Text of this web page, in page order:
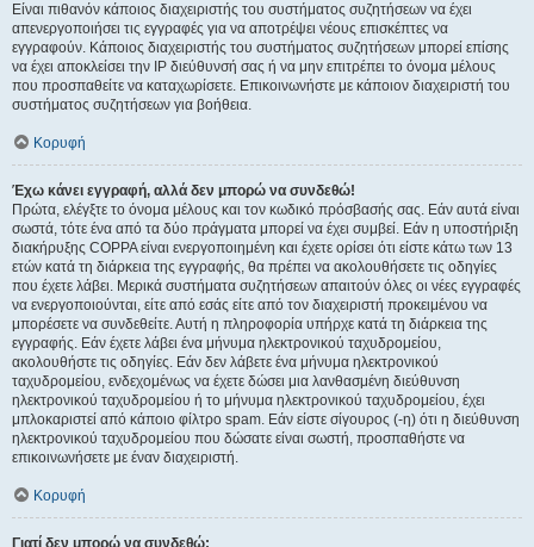
Είναι πιθανόν κάποιος διαχειριστής του συστήματος συζητήσεων να έχει
απενεργοποιήσει τις εγγραφές για να αποτρέψει νέους επισκέπτες να
εγγραφούν. Κάποιος διαχειριστής του συστήματος συζητήσεων μπορεί επίσης
να έχει αποκλείσει την IP διεύθυνσή σας ή να μην επιτρέπει το όνομα μέλους
που προσπαθείτε να καταχωρίσετε. Επικοινωνήστε με κάποιον διαχειριστή του
συστήματος συζητήσεων για βοήθεια.
Κορυφή
Έχω κάνει εγγραφή, αλλά δεν μπορώ να συνδεθώ!
Πρώτα, ελέγξτε το όνομα μέλους και τον κωδικό πρόσβασής σας. Εάν αυτά είναι
σωστά, τότε ένα από τα δύο πράγματα μπορεί να έχει συμβεί. Εάν η υποστήριξη
διακήρυξης COPPA είναι ενεργοποιημένη και έχετε ορίσει ότι είστε κάτω των 13
ετών κατά τη διάρκεια της εγγραφής, θα πρέπει να ακολουθήσετε τις οδηγίες
που έχετε λάβει. Μερικά συστήματα συζητήσεων απαιτούν όλες οι νέες εγγραφές
να ενεργοποιούνται, είτε από εσάς είτε από τον διαχειριστή προκειμένου να
μπορέσετε να συνδεθείτε. Αυτή η πληροφορία υπήρχε κατά τη διάρκεια της
εγγραφής. Εάν έχετε λάβει ένα μήνυμα ηλεκτρονικού ταχυδρομείου,
ακολουθήστε τις οδηγίες. Εάν δεν λάβετε ένα μήνυμα ηλεκτρονικού
ταχυδρομείου, ενδεχομένως να έχετε δώσει μια λανθασμένη διεύθυνση
ηλεκτρονικού ταχυδρομείου ή το μήνυμα ηλεκτρονικού ταχυδρομείου, έχει
μπλοκαριστεί από κάποιο φίλτρο spam. Εάν είστε σίγουρος (-η) ότι η διεύθυνση
ηλεκτρονικού ταχυδρομείου που δώσατε είναι σωστή, προσπαθήστε να
επικοινωνήσετε με έναν διαχειριστή.
Κορυφή
Γιατί δεν μπορώ να συνδεθώ;